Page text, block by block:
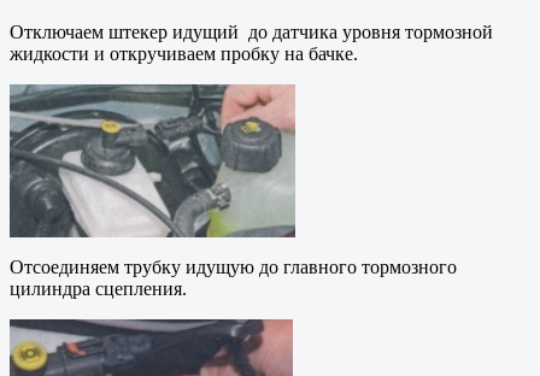
Отключаем штекер идущий до датчика уровня тормозной
жидкости и откручиваем пробку на бачке.
Отсоединяем трубку идущую до главного тормозного
цилиндра сцепления.